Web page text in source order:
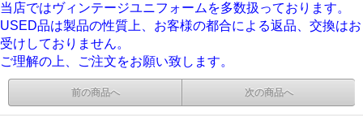
当店ではヴィンテージユニフォームを多数扱っております。
USED品は製品の性質上、お客様の都合による返品、交換はお
受けしておりません。
ご理解の上、ご注文をお願い致します。
前の商品へ 次の商品へ